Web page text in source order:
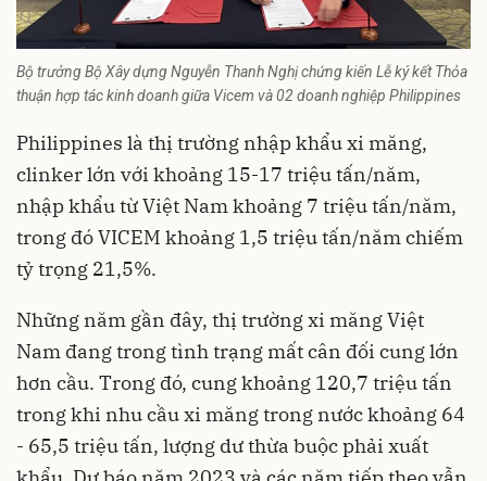
Bộ trưởng Bộ Xây dựng Nguyễn Thanh Nghị chứng kiến Lễ ký kết Thỏa
thuận hợp tác kinh doanh giữa Vicem và 02 doanh nghiệp Philippines
Philippines là thị trường nhập khẩu xi măng,
clinker lớn với khoảng 15-17 triệu tấn/năm,
nhập khẩu từ Việt Nam khoảng 7 triệu tấn/năm,
trong đó VICEM khoảng 1,5 triệu tấn/năm chiếm
tỷ trọng 21,5%.
Những năm gần đây, thị trường xi măng Việt
Nam đang trong tình trạng mất cân đối cung lớn
hơn cầu. Trong đó, cung khoảng 120,7 triệu tấn
trong khi nhu cầu xi măng trong nước khoảng 64
- 65,5 triệu tấn, lượng dư thừa buộc phải xuất